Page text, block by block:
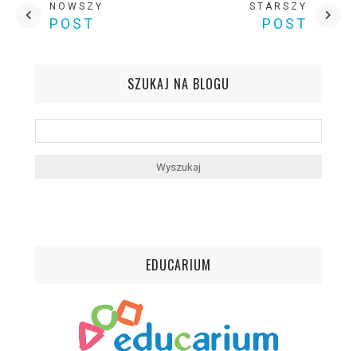
NOWSZY
POST
STARSZY
POST
SZUKAJ NA BLOGU
EDUCARIUM